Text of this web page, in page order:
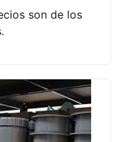
son de los